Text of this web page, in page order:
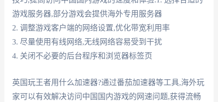
游戏服务器,部分游戏会提供海外专用服务器
2. 调整游戏客户端的网络设置,优化带宽利用率
3. 尽量使用有线网络,无线网络容易受到干扰
4. 关闭不必要的后台程序和浏览器标签页
英国玩王者用什么加速器?通过番茄加速器等工具,海外玩
家可以有效解决访问中国国内游戏的网速问题,获得流畅